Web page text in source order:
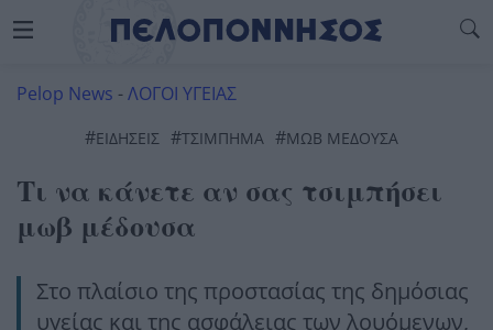
Pelop News -ΛΟΓΟΙ ΥΓΕΙΑΣ
#ΕΙΔΗΣΕΙΣ #ΤΣΊΜΠΗΜΑ #ΜΩΒ ΜΕΔΟΥΣΑ
Τι να κάνετε αν σας τσιμπήσει
μωβ μέδουσα
Στο πλαίσιο της προστασίας της δημόσιας
υγείας και της ασφάλειας των λουόμενων,